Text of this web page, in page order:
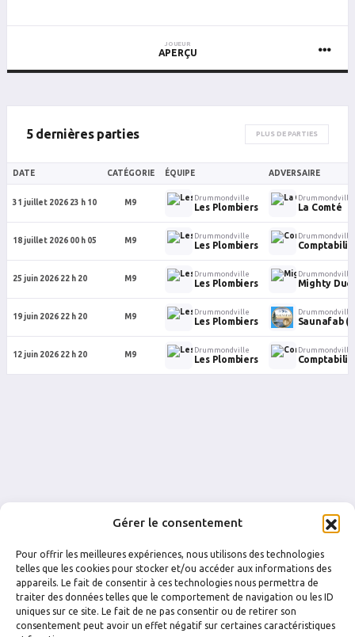
Gérer le consentement
Pour offrir les meilleures expériences, nous utilisons des technologies
telles que les cookies pour stocker et/ou accéder aux informations des
appareils. Le fait de consentir à ces technologies nous permettra de
traiter des données telles que le comportement de navigation ou les ID
uniques sur ce site. Le fait de ne pas consentir ou de retirer son
consentement peut avoir un effet négatif sur certaines caractéristiques
JOUEUR
APERÇU
5 dernières parties PLUS DE PARTIES
DATE CATÉGORIE ÉQUIPE ADVERSAIRE
31 juillet 2026 23 h 10 M9
Drummondville
Les Plombiers
Drummondville
La Comté
18 juillet 2026 00 h 05 M9
Drummondville
Les Plombiers
Drummondville
25 juin 2026 22 h 20 M9
Drummondville
Les Plombiers
Drummondville
Mighty
19 juin 2026 22 h 20 M9
Drummondville
Les Plombiers
Drummondville
Saunafab
12 juin 2026 22 h 20 M9
Drummondville
Les Plombiers
Drummondville
FACEBOOK INSTAGRAM